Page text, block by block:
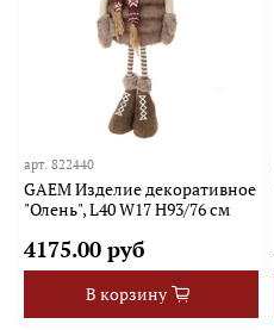
арт.822440
GAEM Изделие декоративное
"Олень", L40 W17 H93/76 см
4175.00 руб
В корзину